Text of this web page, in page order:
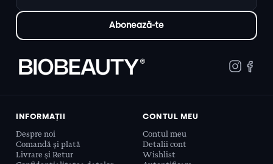
INFORMAȚII
Despre noi
Comandă și plată
Livrare și Retur
CONTUL MEU
Contul meu
Detalii cont
Wishlist